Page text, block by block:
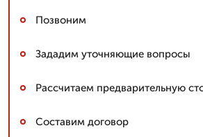
Позвоним
Зададим уточняющие вопросы
Рассчитаем предварительную
Составим договор